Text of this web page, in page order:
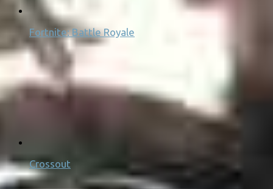
Fortnite: Battle Royale
Crossout